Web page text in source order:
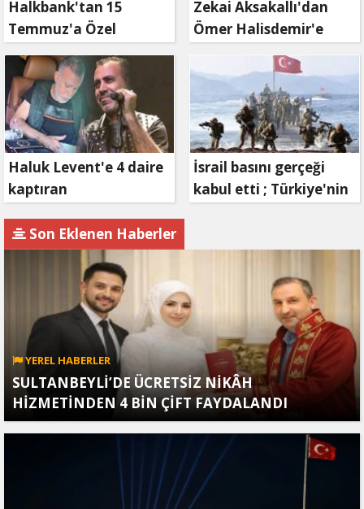
Halkbank'tan 15
Temmuz'a Özel
Reklam Filmi: "İrade
Bizim, Zafer Bizim"
Zekai Aksakallı'dan
Ömer Halisdemir'e
'vefa' ziyareti!
Haluk Levent'e 4 daire
kaptıran
savcılıkta aldı
İsrail basını gerçeği
kabul etti ; Türkiye'nin
Son Eklenen Haberler
YEREL HABERLER
SULTANBEYLİ’DE ÜCRETSİZ NİKÂH
HİZMETİNDEN 4 BİN ÇİFT FAYDALANDI